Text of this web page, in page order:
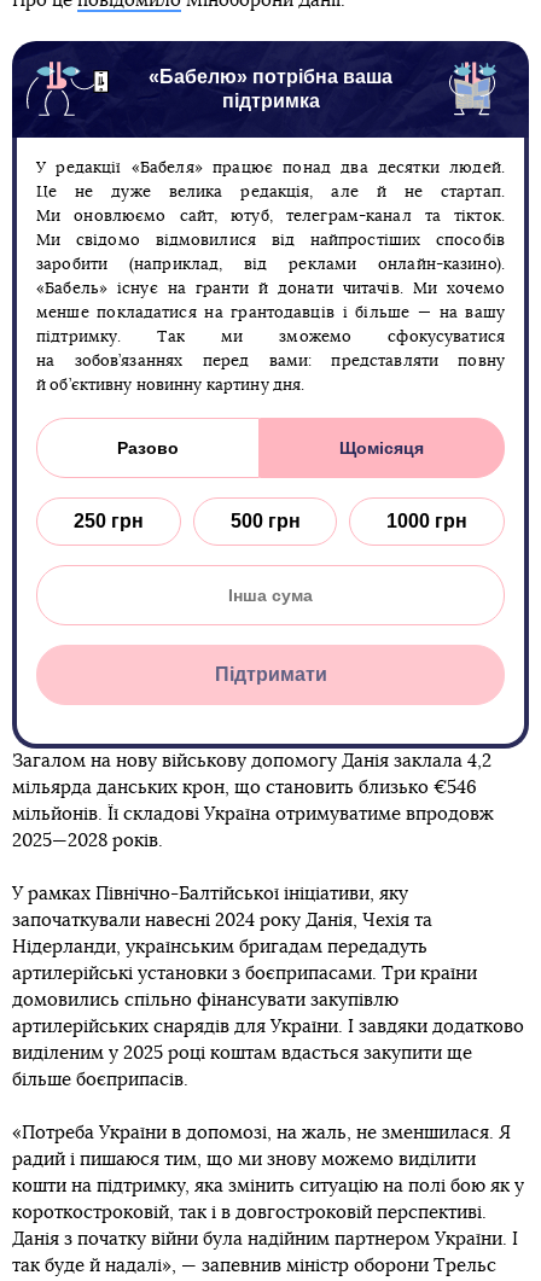
«Бабелю» потрібна ваша
підтримка
У редакції «Бабеля» працює понад два десятки людей.
Це не дуже велика редакція, але й не стартап.
Ми оновлюємо сайт, ютуб, телеграм-канал та тікток.
Ми свідомо відмовилися від найпростіших способів
заробити (наприклад, від реклами онлайн-казино).
«Бабель» існує на гранти й донати читачів. Ми хочемо
менше покладатися на грантодавців і більше — на вашу
підтримку. Так ми зможемо сфокусуватися
на зобов’язаннях перед вами: представляти повну
й об’єктивну новинну картину дня.
Разово Щомісяця
250 грн 500 грн 1000 грн
Підтримати
Загалом на нову військову допомогу Данія заклала 4,2
мільярда данських крон, що становить близько €546
мільйонів. Її складові Україна отримуватиме впродовж
2025—2028 років.
У рамках Північно-Балтійської ініціативи, яку
започаткували навесні 2024 року Данія, Чехія та
Нідерланди, українським бригадам передадуть
артилерійські установки з боєприпасами. Три країни
домовились спільно фінансувати закупівлю
артилерійських снарядів для України. І завдяки додатково
виділеним у 2025 році коштам вдасться закупити ще
більше боєприпасів.
«Потреба України в допомозі, на жаль, не зменшилася. Я
радий і пишаюся тим, що ми знову можемо виділити
кошти на підтримку, яка змінить ситуацію на полі бою як у
короткостроковій, так і в довгостроковій перспективі.
Данія з початку війни була надійним партнером України. І
так буде й надалі», — запевнив міністр оборони Трельс